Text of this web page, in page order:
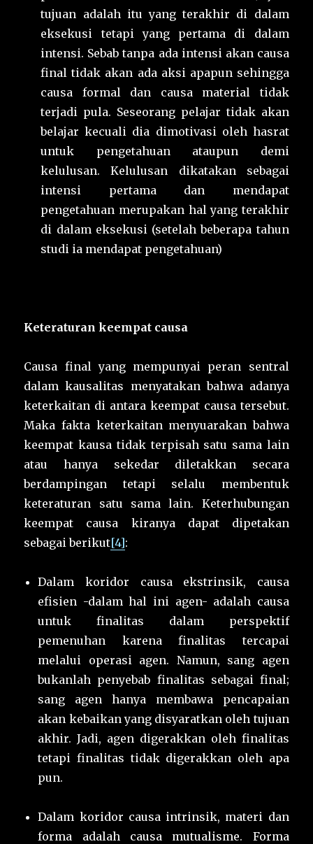
tujuan adalah itu yang terakhir di dalam
eksekusi tetapi yang pertama di dalam
intensi. Sebab tanpa ada intensi akan causa
final tidak akan ada aksi apapun sehingga
causa formal dan causa material tidak
terjadi pula. Seseorang pelajar tidak akan
belajar kecuali dia dimotivasi oleh hasrat
untuk pengetahuan ataupun demi
kelulusan. Kelulusan dikatakan sebagai
intensi pertama dan mendapat
pengetahuan merupakan hal yang terakhir
di dalam eksekusi (setelah beberapa tahun
studi ia mendapat pengetahuan)
Keteraturan keempat causa
Causa final yang mempunyai peran sentral
dalam kausalitas menyatakan bahwa adanya
keterkaitan di antara keempat causa tersebut.
Maka fakta keterkaitan menyuarakan bahwa
keempat kausa tidak terpisah satu sama lain
atau hanya sekedar diletakkan secara
berdampingan tetapi selalu membentuk
keteraturan satu sama lain. Keterhubungan
keempat causa kiranya dapat dipetakan
sebagai berikut[4]:
Dalam koridor causa ekstrinsik, causa
efisien -dalam hal ini agen- adalah causa
untuk finalitas dalam perspektif
pemenuhan karena finalitas tercapai
melalui operasi agen. Namun, sang agen
bukanlah penyebab finalitas sebagai final;
sang agen hanya membawa pencapaian
akan kebaikan yang disyaratkan oleh tujuan
akhir. Jadi, agen digerakkan oleh finalitas
tetapi finalitas tidak digerakkan oleh apa
pun.
Dalam koridor causa intrinsik, materi dan
forma adalah causa mutualisme. Forma